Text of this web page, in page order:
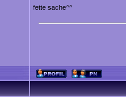
fette sache^^